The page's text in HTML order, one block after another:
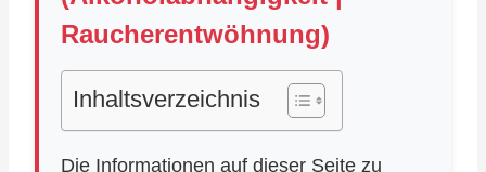
Raucherentwöhnung)
Inhaltsverzeichnis
Die Informationen auf dieser Seite zu